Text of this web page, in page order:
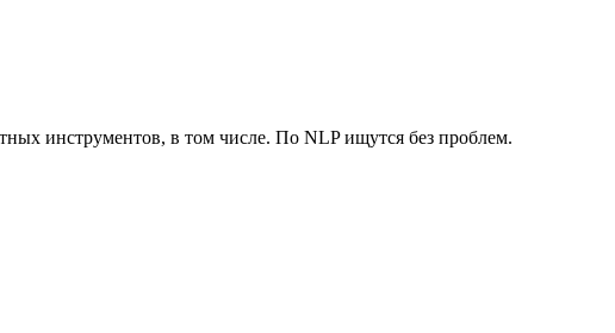
инструментов, в том числе. По NLP ищутся без проблем.